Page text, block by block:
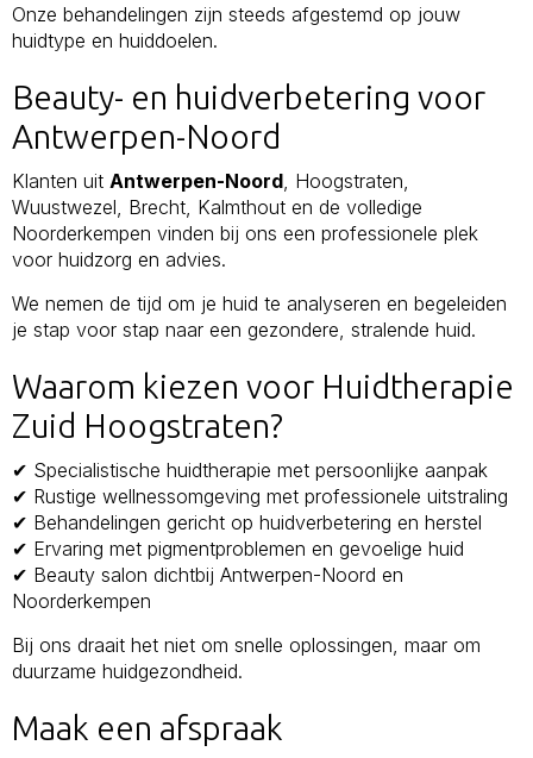
Onze behandelingen zijn steeds afgestemd op jouw
huidtype en huiddoelen.
Beauty- en huidverbetering voor
Antwerpen-Noord
Klanten uit Antwerpen-Noord , Hoogstraten,
Wuustwezel, Brecht, Kalmthout en de volledige
Noorderkempen vinden bij ons een professionele plek
voor huidzorg en advies.
We nemen de tijd om je huid te analyseren en begeleiden
je stap voor stap naar een gezondere, stralende huid.
Waarom kiezen voor Huidtherapie
Zuid Hoogstraten?
✔ Specialistische huidtherapie met persoonlijke aanpak
✔ Rustige wellnessomgeving met professionele uitstraling
✔ Behandelingen gericht op huidverbetering en herstel
✔ Ervaring met pigmentproblemen en gevoelige huid
✔ Beauty salon dichtbij Antwerpen-Noord en
Noorderkempen
Bij ons draait het niet om snelle oplossingen, maar om
duurzame huidgezondheid.
Maak een afspraak